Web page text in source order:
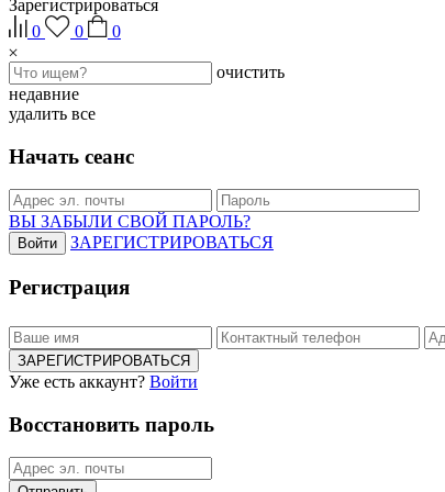
Зарегистрироваться
0
0 0
очистить
недавние
удалить все
Начать сеанс
ВЫ ЗАБЫЛИ СВОЙ ПАРОЛЬ?
Войти ЗАРЕГИСТРИРОВАТЬСЯ
Регистрация
ЗАРЕГИСТРИРОВАТЬСЯ
Уже есть аккаунт? Войти
Восстановить пароль